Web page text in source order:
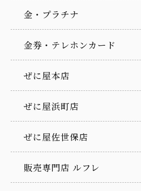
金・プラチナ
金券・テレホンカード
ぜに屋本店
ぜに屋浜町店
ぜに屋佐世保店
販売専門店 ルフレ